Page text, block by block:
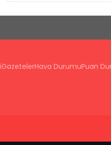
GazetelerHava DurumuPuan